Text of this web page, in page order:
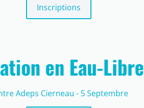
Inscriptions
en Eau-Libre
Adeps Cierneau - 5 Septembre